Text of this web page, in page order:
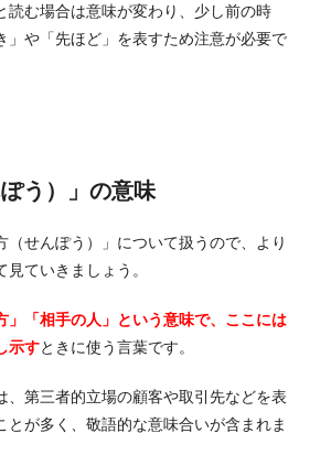
読む場合は意味が変わり、少し前の時
」や「先ほど」を表すため注意が必要で
ぽう）」の意味
（せんぽう）」について扱うので、より
ていきましょう。
」「相手の人」という意味で、ここには
示すときに使う言葉です。
、第三者的立場の顧客や取引先などを表
とが多く、敬語的な意味合いが含まれま